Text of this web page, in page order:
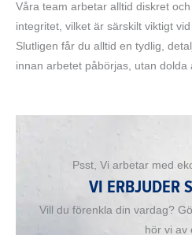
Våra team arbetar alltid diskret
integritet, vilket är särskilt viktigt
Slutligen får du alltid en tydlig,
innan arbetet påbörjas, utan dolda
Psst, Vi arbetar med
VI ERBJUDER
Vill du förenkla din vardag?
hör vi av